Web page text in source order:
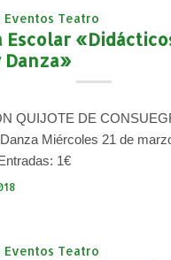
Teatro
Escolar
Danza»
QUIJOTE DE
Miércoles 21 de
1€
Teatro